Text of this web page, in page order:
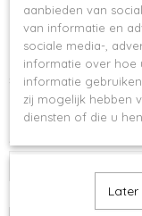
Clover
€ 4,50
Op voorraad
aanbieden van
van informatie en
sociale media-,
informatie over hoe
informatie
zij mogelijk hebben
diensten of die u